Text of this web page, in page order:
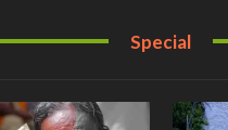
Special